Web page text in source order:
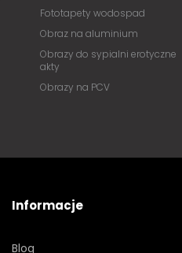
Fototapety wodospad
Obraz na aluminium
Obrazy do sypialni erotyczne
akty
Obrazy na PCV
Informacje
Blog